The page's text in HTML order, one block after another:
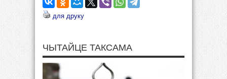
для друку
ЧЫТАЙЦЕ ТАКСАМА